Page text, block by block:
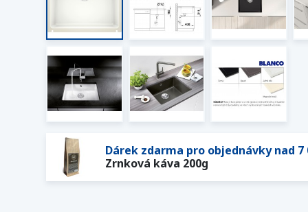
Dárek zdarma pro objednávky nad 7
Zrnková káva 200g